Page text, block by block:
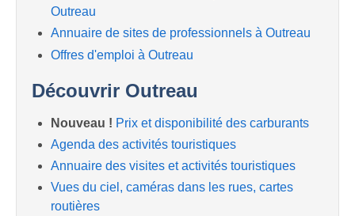
Outreau
Annuaire de sites de professionnels à Outreau
Offres d'emploi à Outreau
Découvrir Outreau
Nouveau ! Prix et disponibilité des carburants
Agenda des activités touristiques
Annuaire des visites et activités touristiques
Vues du ciel, caméras dans les rues, cartes
routières